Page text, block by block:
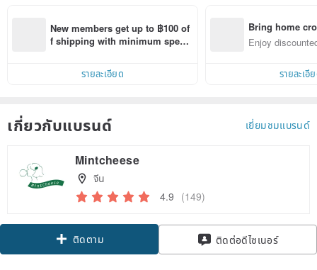
New members get up to ฿100 of
f shipping with minimum spen
within 7 days!
รายละเอียด
Bring home
n with ease
Enjoy
รายละเอี
เกี่ยวกับแบรนด์ เยี่ยมชมแบรนด์
Mintcheese
จีน
4.9 (149)
ติดตาม ติดต่อดีไซเนอร์